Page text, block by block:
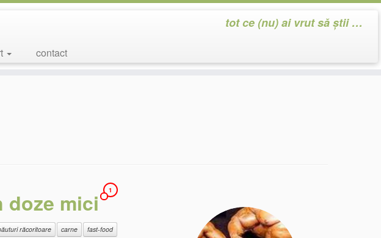
tot ce (nu) ai vrut să știi …
contact
doze mici 1
răcoritoare carne
fast-food